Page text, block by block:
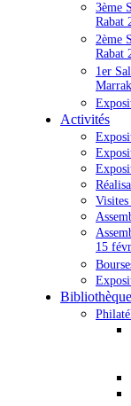
3ème
Rabat
2ème
Rabat
1er
Activités
Visites
15
Bibliothèque